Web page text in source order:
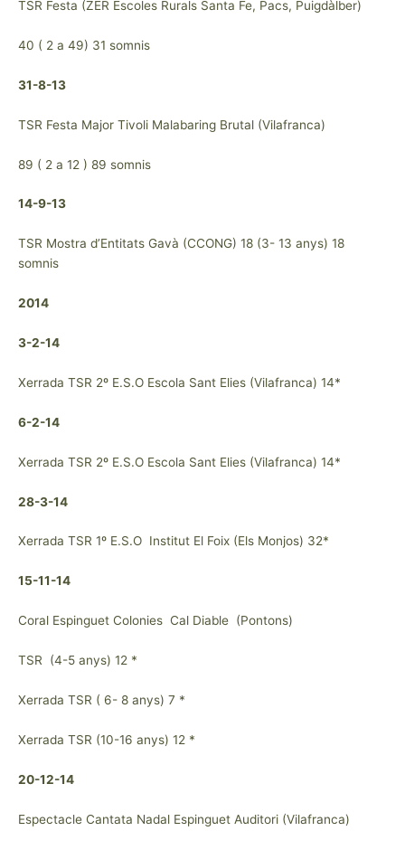
TSR Festa (ZER Escoles Rurals Santa Fe, Pacs, Puigdàlber)
40 ( 2 a 49) 31 somnis
31-8-13
TSR Festa Major Tivoli Malabaring Brutal (Vilafranca)
89 ( 2 a 12 ) 89 somnis
14-9-13
TSR Mostra d’Entitats Gavà (CCONG) 18 (3- 13 anys) 18
somnis
2014
3-2-14
Xerrada TSR 2º E.S.O Escola Sant Elies (Vilafranca) 14*
6-2-14
Xerrada TSR 2º E.S.O Escola Sant Elies (Vilafranca) 14*
28-3-14
Xerrada TSR 1º E.S.O Institut El Foix (Els Monjos) 32*
15-11-14
Coral Espinguet Colonies Cal Diable (Pontons)
TSR (4-5 anys) 12 *
Xerrada TSR ( 6- 8 anys) 7 *
Xerrada TSR (10-16 anys) 12 *
20-12-14
Espectacle Cantata Nadal Espinguet Auditori (Vilafranca)